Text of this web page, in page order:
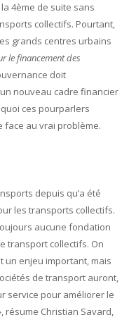
4ème de suite sans
collectifs. Pourtant,
grands centres urbains
le financement des
doit
nouveau cadre financier
ces pourparlers
face au vrai problème.
depuis qu’a été
les transports collectifs.
aucune fondation
transport collectifs. On
un enjeu important, mais
de transport auront,
service pour améliorer le
résume Christian Savard,